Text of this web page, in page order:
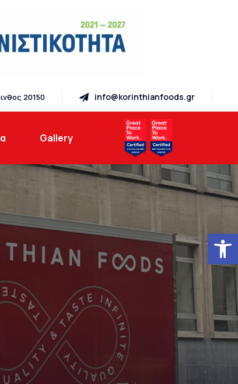
20150 info@korinthianfoods.gr
Gallery